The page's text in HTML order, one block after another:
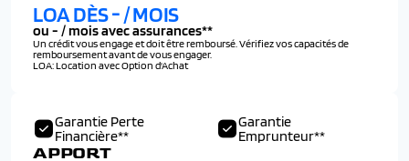
Garantie Perte
Financière**
Garantie
Emprunteur**
APPORT
LOA DÈS-/ MOIS
ou - / mois avec assurances**
Un crédit vous engage et doit être remboursé. Vérifiez vos capacités de
remboursement avant de vous engager.
LOA: Location avec Option d'Achat